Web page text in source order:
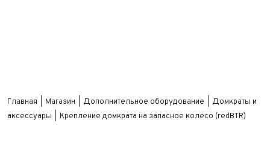
Главная Магазин Дополнительное оборудование
Домкраты и
аксессуары
Крепление домкрата на запасное колесо (redBTR)